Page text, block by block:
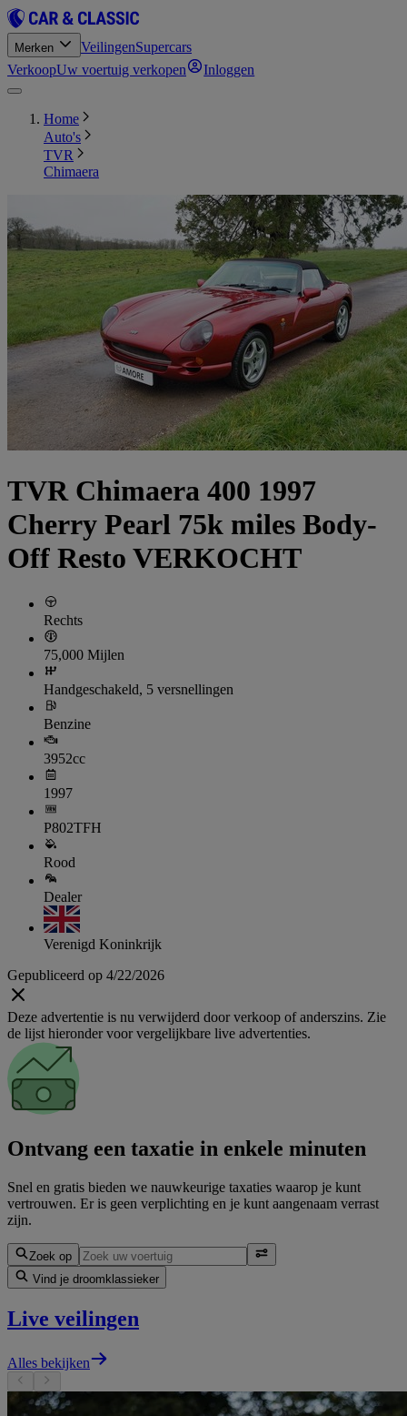
Merken VeilingenSupercars
VerkoopUw voertuig verkopen Inloggen
Home
Auto's
TVR
Chimaera
TVR Chimaera 400 1997
Cherry Pearl 75k miles Body-
Off Resto VERKOCHT
Rechts
75,000 Mijlen
Handgeschakeld, 5 versnellingen
Benzine
3952cc
1997
P802TFH
Rood
Dealer
Verenigd Koninkrijk
Gepubliceerd op 4/22/2026
Deze advertentie is nu verwijderd door verkoop of anderszins. Zie
de lijst hieronder voor vergelijkbare live advertenties.
Ontvang een taxatie in enkele minuten
Snel en gratis bieden we nauwkeurige taxaties waarop je kunt
vertrouwen. Er is geen verplichting en je kunt aangenaam verrast
zijn.
Zoek op
Vind je droomklassieker
Live veilingen
Alles bekijken